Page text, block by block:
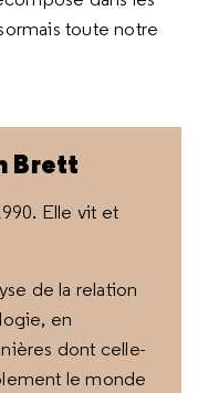
toute notre
Brett
Elle vit et
de la relation
en
dont celle-
le monde